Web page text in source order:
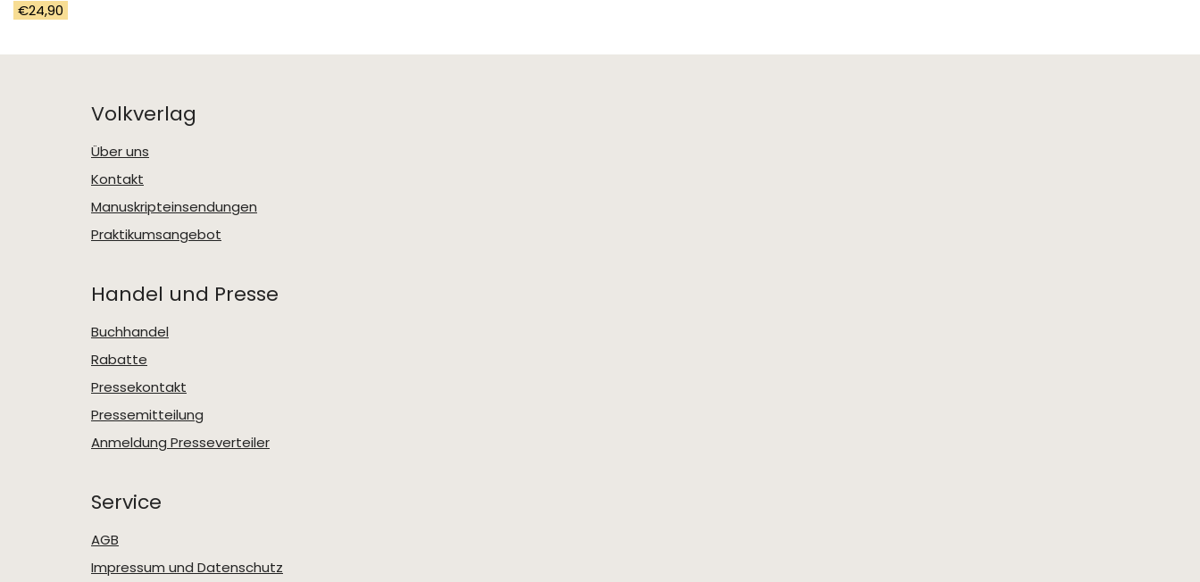
€24,90
Volkverlag
Über uns
Kontakt
Manuskripteinsendungen
Praktikumsangebot
Handel und Presse
Buchhandel
Rabatte
Pressekontakt
Pressemitteilung
Anmeldung Presseverteiler
Service
AGB
Impressum und Datenschutz